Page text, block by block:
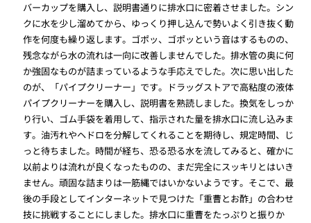
バーカップを購入し、説明書通りに排水口に密着させました。シン
クに水を少し溜めてから、ゆっくり押し込んで勢いよく引き抜く動
作を何度も繰り返します。ゴポッ、ゴポッという音はするものの、
残念ながら水の流れは一向に改善しませんでした。排水管の奥に何
か強固なものが詰まっているような手応えでした。次に思い出した
のが、「パイプクリーナー」です。ドラッグストアで高粘度の液体
パイプクリーナーを購入し、説明書を熟読しました。換気をしっか
り行い、ゴム手袋を着用して、指示された量を排水口に流し込みま
す。油汚れやヘドロを分解してくれることを期待し、規定時間、じ
っと待ちました。時間が経ち、恐る恐る水を流してみると、確かに
以前よりは流れが良くなったものの、まだ完全にスッキリとはいき
ません。頑固な詰まりは一筋縄ではいかないようです。そこで、最
後の手段としてインターネットで見つけた「重曹とお酢」の合わせ
技に挑戦することにしました。排水口に重曹をたっぷりと振りか